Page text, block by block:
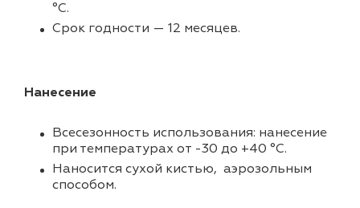
°С.
Срок годности — 12 месяцев.
Нанесение
Всесезонность использования: нанесение
при температурах от -30 до +40 °С.
Наносится сухой кистью, аэрозольным
способом.